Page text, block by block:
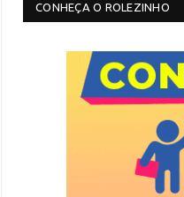
CONHEÇA O ROLEZINHO